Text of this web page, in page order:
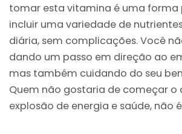
tomar esta vitamina é uma forma
incluir uma variedade de
diária, sem complicações. Você
dando um passo em direção ao
mas também cuidando do seu
Quem não gostaria de começar o
explosão de energia e saúde, não